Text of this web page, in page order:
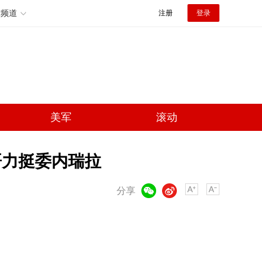
道 注册 登录
美军 滚动
挺委内瑞拉
分享
微博